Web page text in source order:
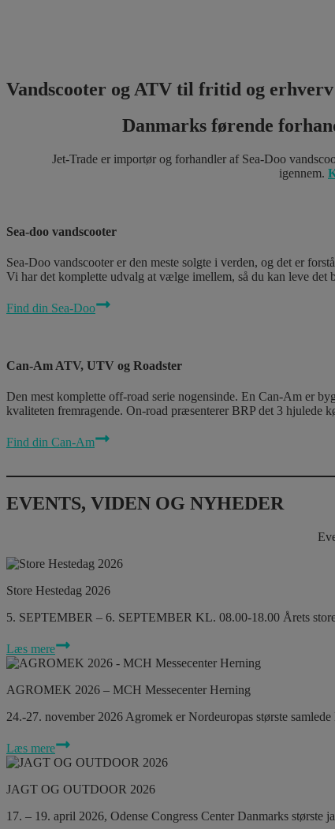
Vandscooter og ATV til fritid og erhverv
Danmarks førende
Jet-Trade er importør og forhandler af Sea-Doo
igennem.
Sea-doo vandscooter
Sea-Doo vandscooter er den meste solgte i verden, og det er
Vi har det komplette udvalg at vælge imellem, så du kan leve det
Find din Sea-Doo
Can-Am ATV, UTV og Roadster
Den mest komplette off-road serie nogensinde. En Can-Am er
kvaliteten fremragende. On-road præsenterer BRP det 3 hjulede
Find din Can-Am
EVENTS, VIDEN OG NYHEDER
Store Hestedag 2026
5. SEPTEMBER – 6. SEPTEMBER KL. 08.00-18.00 Årets
Læs mere
AGROMEK 2026 – MCH Messecenter Herning
24.-27. november 2026 Agromek er Nordeuropas største
Læs mere
JAGT OG OUTDOOR 2026
17. – 19. april 2026, Odense Congress Center Danmarks